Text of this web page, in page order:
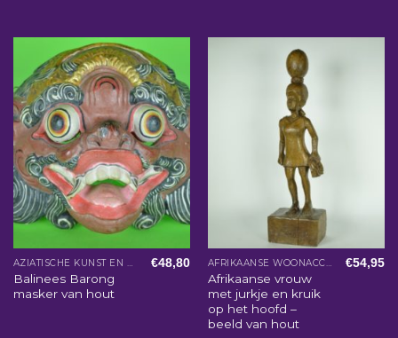
AZIATISCHE KUNST EN WOONACCESSOIRES
Balinees Barong
masker van hout
€48,80 AFRIKAANSE WOONACCESSOIRES
Afrikaanse vrouw
met jurkje en kruik
op het hoofd –
beeld van hout
€54,95